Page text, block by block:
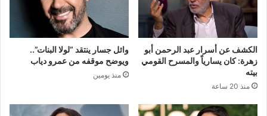
الكشف عن أسرار عبد الرحمن أبو
زهرة: كان يسارياً والمسرح القومي
بيته
منذ 20 ساعة
وائل جسار ينتقد “لولا البنات”..
ويوضح موقفه من عمرو دياب
منذ يومين